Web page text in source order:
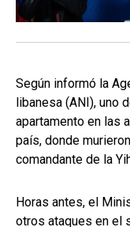
Según informó la
libanesa (ANI), uno
apartamento en las
país, donde
comandante de la
Horas antes, el
otros ataques en el